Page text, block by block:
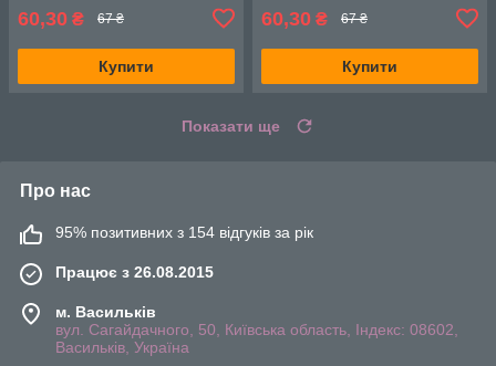
60,30 ₴ 67 ₴
Купити
60,30 ₴ 67 ₴
Купити
Показати ще
Про нас
95% позитивних з 154 відгуків за рік
Працює з 26.08.2015
м. Васильків
вул. Сагайдачного, 50, Київська область, Індекс: 08602,
Васильків, Україна